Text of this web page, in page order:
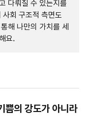
다뤄질 수 있는지를
회 구조적 측면도
해 나만의 가치를 세
요.
쁨의 강도가 아니라